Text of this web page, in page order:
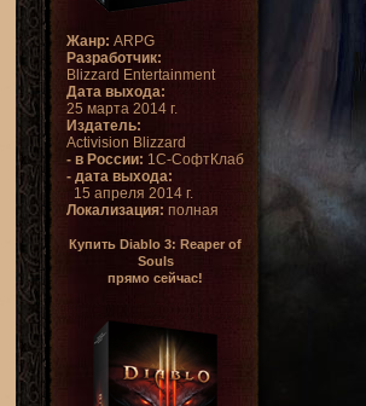
Жанр: ARPG
Разработчик:
Blizzard Entertainment
Дата выхода:
25 марта 2014 г.
Издатель:
Activision Blizzard
- в России: 1С-СофтКлаб
- дата выхода:
15 апреля 2014 г.
Локализация: полная
Купить Diablo 3: Reaper of
Souls
прямо сейчас!